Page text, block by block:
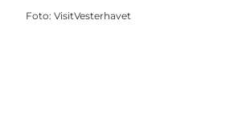
Foto: VisitVesterhavet